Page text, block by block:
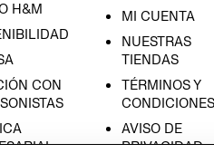
H&M
CON
MI CUENTA
NUESTRAS
TIENDAS
TÉRMINOS Y
CONDICIONES
AVISO DE
PRIVACIDAD